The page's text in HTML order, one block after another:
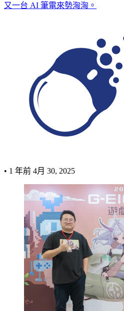
又一台 AI 筆電來勢洶洶。
• 1 年前 4月 30, 2025